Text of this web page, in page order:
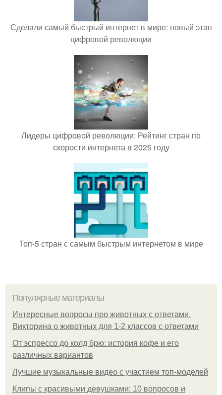
Сделали самый быстрый интернет в мире: новый этап
цифровой революции
Лидеры цифровой революции: Рейтинг стран по
скорости интернета в 2025 году
Топ-5 стран с самым быстрым интернетом в мире
Популярные материалы
Интересные вопросы про животных с ответами.
Викторина о животных для 1-2 классов с ответами
От эспрессо до колд брю: история кофе и его
различных вариантов
Лучшие музыкальные видео с участием топ-моделей
Клипы с красивыми девушками: 10 вопросов и